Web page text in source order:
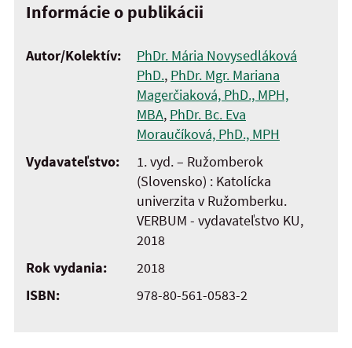
Informácie o publikácii
Autor/Kolektív:
PhDr. Mária Novysedláková
PhD., PhDr. Mgr. Mariana
Magerčiaková, PhD., MPH,
MBA, PhDr. Bc. Eva
Moraučíková, PhD., MPH
Vydavateľstvo:
1. vyd. – Ružomberok
(Slovensko) : Katolícka
univerzita v Ružomberku.
VERBUM - vydavateľstvo KU,
2018
Rok vydania:
2018
ISBN:
978-80-561-0583-2